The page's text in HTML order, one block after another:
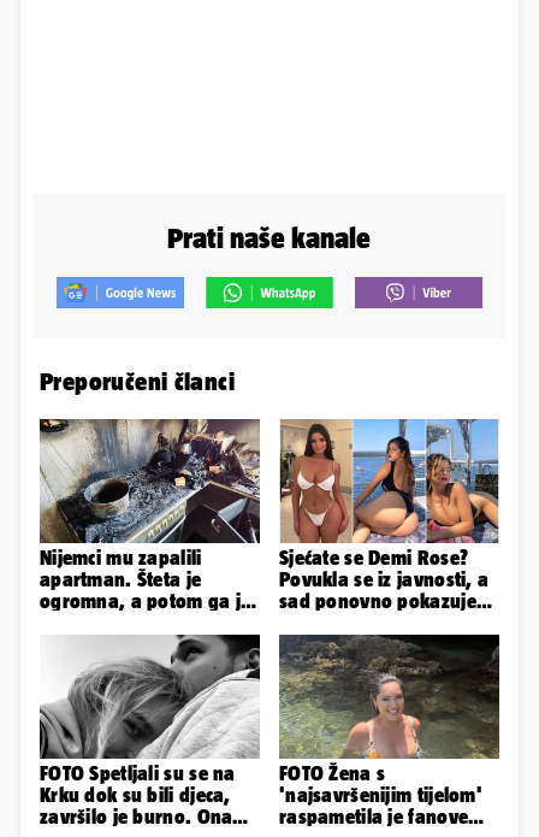
Prati naše kanale
Preporučeni članci
Nijemci mu zapalili
apartman. Šteta je
ogromna, a potom ga je
Sjećate se Demi Rose?
Povukla se iz javnosti, a
sad ponovno pokazuje
FOTO Spetljali su se na
Krku dok su bili djeca,
završilo je burno. Ona
FOTO Žena s
'najsavršenijim tijelom'
raspametila je fanove